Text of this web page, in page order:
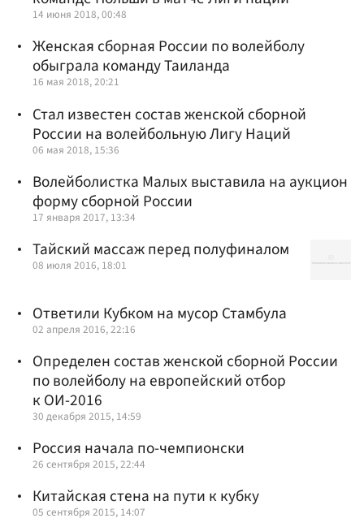
14 июня 2018, 00:48
Женская сборная России по волейболу
обыграла команду Таиланда
16 мая 2018, 20:21
Стал известен состав женской сборной
России на волейбольную Лигу Наций
06 мая 2018, 15:36
Волейболистка Малых выставила на аукцион
форму сборной России
17 января 2017, 13:34
Тайский массаж перед полуфиналом
08 июля 2016, 18:01
Ответили Кубком на мусор Стамбула
02 апреля 2016, 22:16
Определен состав женской сборной России
по волейболу на европейский отбор
к ОИ-2016
30 декабря 2015, 14:59
Россия начала по-чемпионски
26 сентября 2015, 22:44
Китайская стена на пути к кубку
05 сентября 2015, 14:07